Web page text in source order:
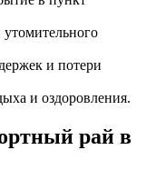
утомительного
и потери
и оздоровления.
рай в